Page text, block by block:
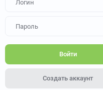
Войти
Создать аккаунт